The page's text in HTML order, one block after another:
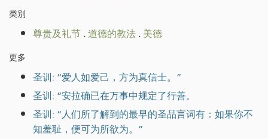
类别
尊贵及礼节.道德的教法.美德
更多
圣训: “爱人如爱己，方为真信士。”
圣训: “安拉确已在万事中规定了行善。
圣训: “人们所了解到的最早的圣品言词有：如果你不
知羞耻，便可为所欲为。”